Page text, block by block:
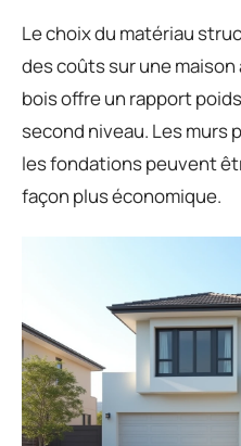
Le choix du matériau
des coûts sur une maison
bois offre un rapport
second niveau. Les murs
les fondations peuvent
façon plus économique.